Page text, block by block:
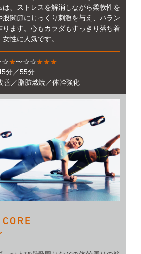
は、ストレスを解消しながら柔軟性を
股関節にじっくり刺激を与え、バラン
ります。心もカラダもすっきり落ち着
性に人気です。
★〜☆☆★★★
分／55分
善／脂肪燃焼／体幹強化